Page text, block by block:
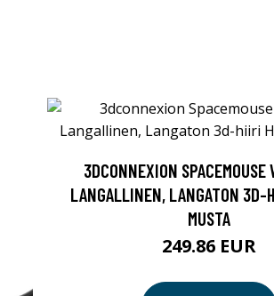
3DCONNEXION SPACEMOUSE
LANGALLINEN, LANGATON 3D-
MUSTA
249.86 EUR